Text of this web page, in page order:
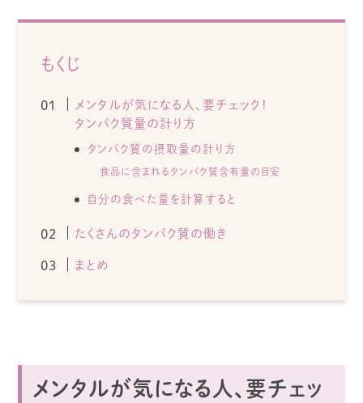
もくじ
メンタルが気になる人、要チェック！
タンパク質量の計り方
タンパク質の摂取量の計り方
食品に含まれるタンパク質含有量の目安
自分の食べた量を計算すると
たくさんのタンパク質の働き
まとめ
メンタルが気になる人、要チェッ